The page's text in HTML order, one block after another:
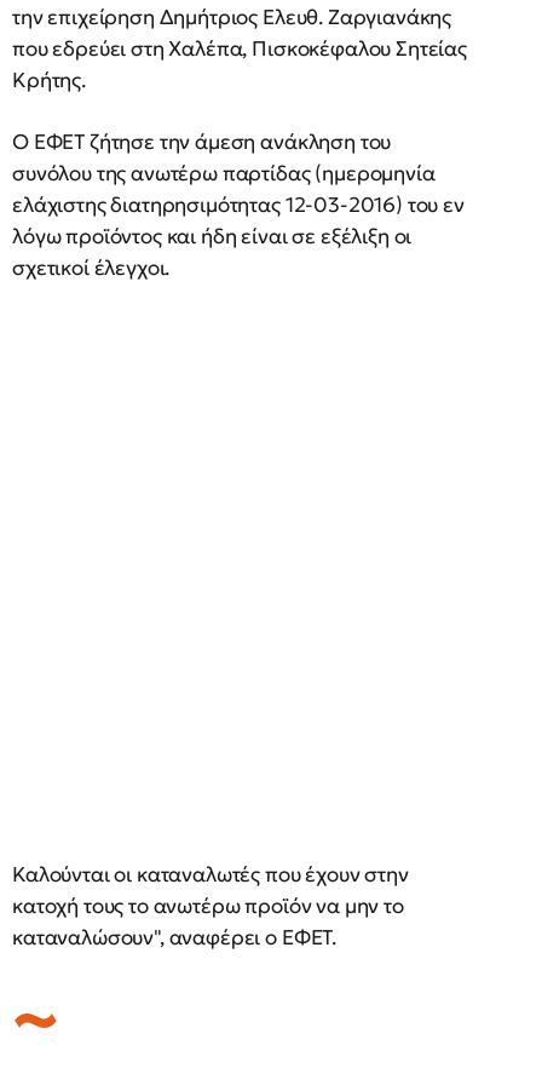
την επιχείρηση Δημήτριος Ελευθ. Ζαργιανάκης
που εδρεύει στη Χαλέπα, Πισκοκέφαλου Σητείας
Κρήτης.
Ο ΕΦΕΤ ζήτησε την άμεση ανάκληση του
συνόλου της ανωτέρω παρτίδας (ημερομηνία
ελάχιστης διατηρησιμότητας 12-03-2016) του εν
λόγω προϊόντος και ήδη είναι σε εξέλιξη οι
σχετικοί έλεγχοι.
Καλούνται οι καταναλωτές που έχουν στην
κατοχή τους το ανωτέρω προϊόν να μην το
καταναλώσουν", αναφέρει ο ΕΦΕΤ.